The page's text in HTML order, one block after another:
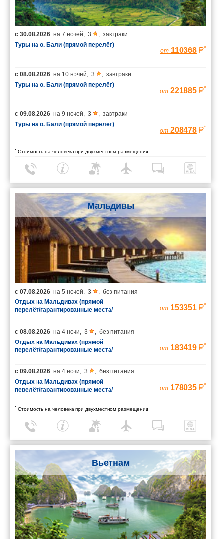
с 30.08.2026 на 7 ночей, 3 , завтраки
Туры на о. Бали (прямой перелёт)
от 110368 *
с 08.08.2026 на 10 ночей, 3 , завтраки
Туры на о. Бали (прямой перелёт)
от 221885 *
с 09.08.2026 на 9 ночей, 3 , завтраки
Туры на о. Бали (прямой перелёт)
от 208478 *
* Стоимость на человека при двухместном размещении
Мальдивы
с 07.08.2026 на 5 ночей 3
без питания
Отдых на Мальдивах (прямой
перелёт/гарантированные места/
от 153351 *
с 08.08.2026 на 4 ночи 3
без питания
Отдых на Мальдивах (прямой
перелёт/гарантированные места/
от 183419 *
с 09.08.2026 на 4 ночи 3
без питания
Отдых на Мальдивах (прямой
перелёт/гарантированные места/
от 178035 *
* Стоимость на человека при двухместном размещении
Вьетнам